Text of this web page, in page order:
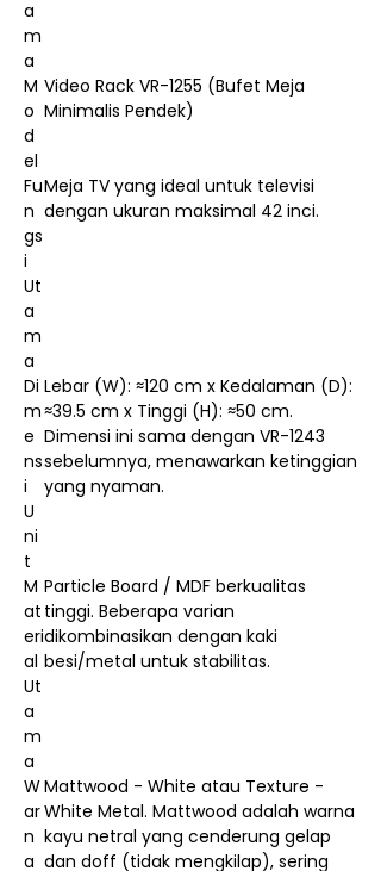
a
m
a
M
o
d
el
Video Rack VR-1255 (Bufet Meja
Minimalis Pendek)
Fu
n
gs
i
Ut
a
m
a
Meja TV yang ideal untuk televisi
dengan ukuran maksimal 42 inci.
Di
m
e
ns
i
U
ni
t
Lebar (W): ≈120 cm x Kedalaman (D):
≈39.5 cm x Tinggi (H): ≈50 cm.
Dimensi ini sama dengan VR-1243
sebelumnya, menawarkan ketinggian
yang nyaman.
M
at
eri
al
Ut
a
m
a
Particle Board / MDF berkualitas
tinggi. Beberapa varian
dikombinasikan dengan kaki
besi/metal untuk stabilitas.
W
ar
n
a
Mattwood - White atau Texture -
White Metal. Mattwood adalah warna
kayu netral yang cenderung gelap
dan doff (tidak mengkilap), sering